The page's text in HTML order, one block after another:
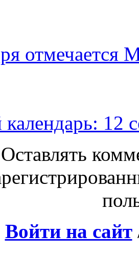
отмечается
12
Оставлять
Войти на сайт